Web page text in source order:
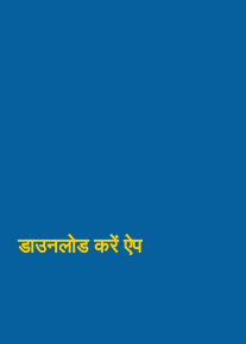
डाउनलोड करें ऐप